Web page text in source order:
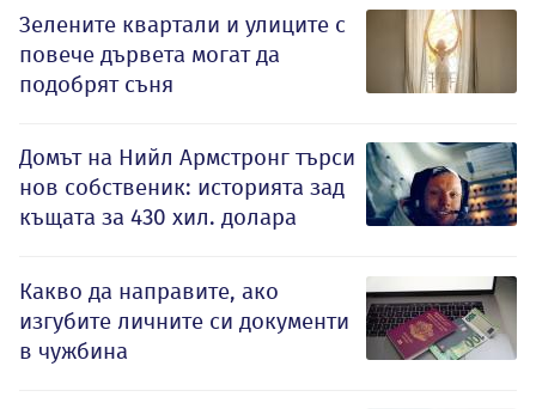
Зелените квартали и улиците с
повече дървета могат да
подобрят съня
Домът на Нийл Армстронг търси
нов собственик: историята зад
къщата за 430 хил. долара
Какво да направите, ако
изгубите личните си документи
в чужбина